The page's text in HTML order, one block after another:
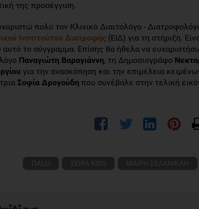
της προσέγγιση.
πολύ τον Κλινικό Διαιτολόγο -
Ινστιτούτου Διατροφής (ΕΙΔ) για τη στήριξη.
αυτό το σύγγραμμα. Επίσης θα ήθελα να
Παναγιώτη Βαραγιάννη, τη Δημοσιογράφο
για την ανασκόπηση και την επιμέλεια
Σοφία Δρογούδη που συνέβαλε στην τελική
ΠΑΙΔΙ ΣΕΙΡΑ KIDS ΜΑΙΡΗ ΣΕΛΑΝΙΚΛΗ